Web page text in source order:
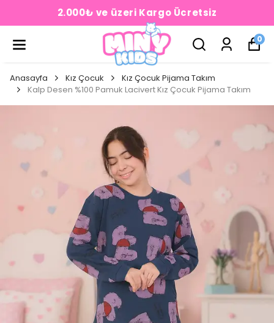
2.000₺ ve üzeri Kargo Ücretsiz
0
Anasayfa Kız Çocuk
Kız Çocuk Pijama Takım
Kalp Desen %100 Pamuk Lacivert Kız Çocuk Pijama Takım